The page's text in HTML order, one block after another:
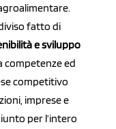
fatto di
e sviluppo
competenze ed
competitivo
imprese e
per l’intero